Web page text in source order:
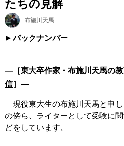
たちの見解
布施川天馬
バックナンバー
―［東大卒作家・布施川天馬の
信］―
現役東大生の布施川天馬と申
の傍ら、ライターとして受験に
どをしています。